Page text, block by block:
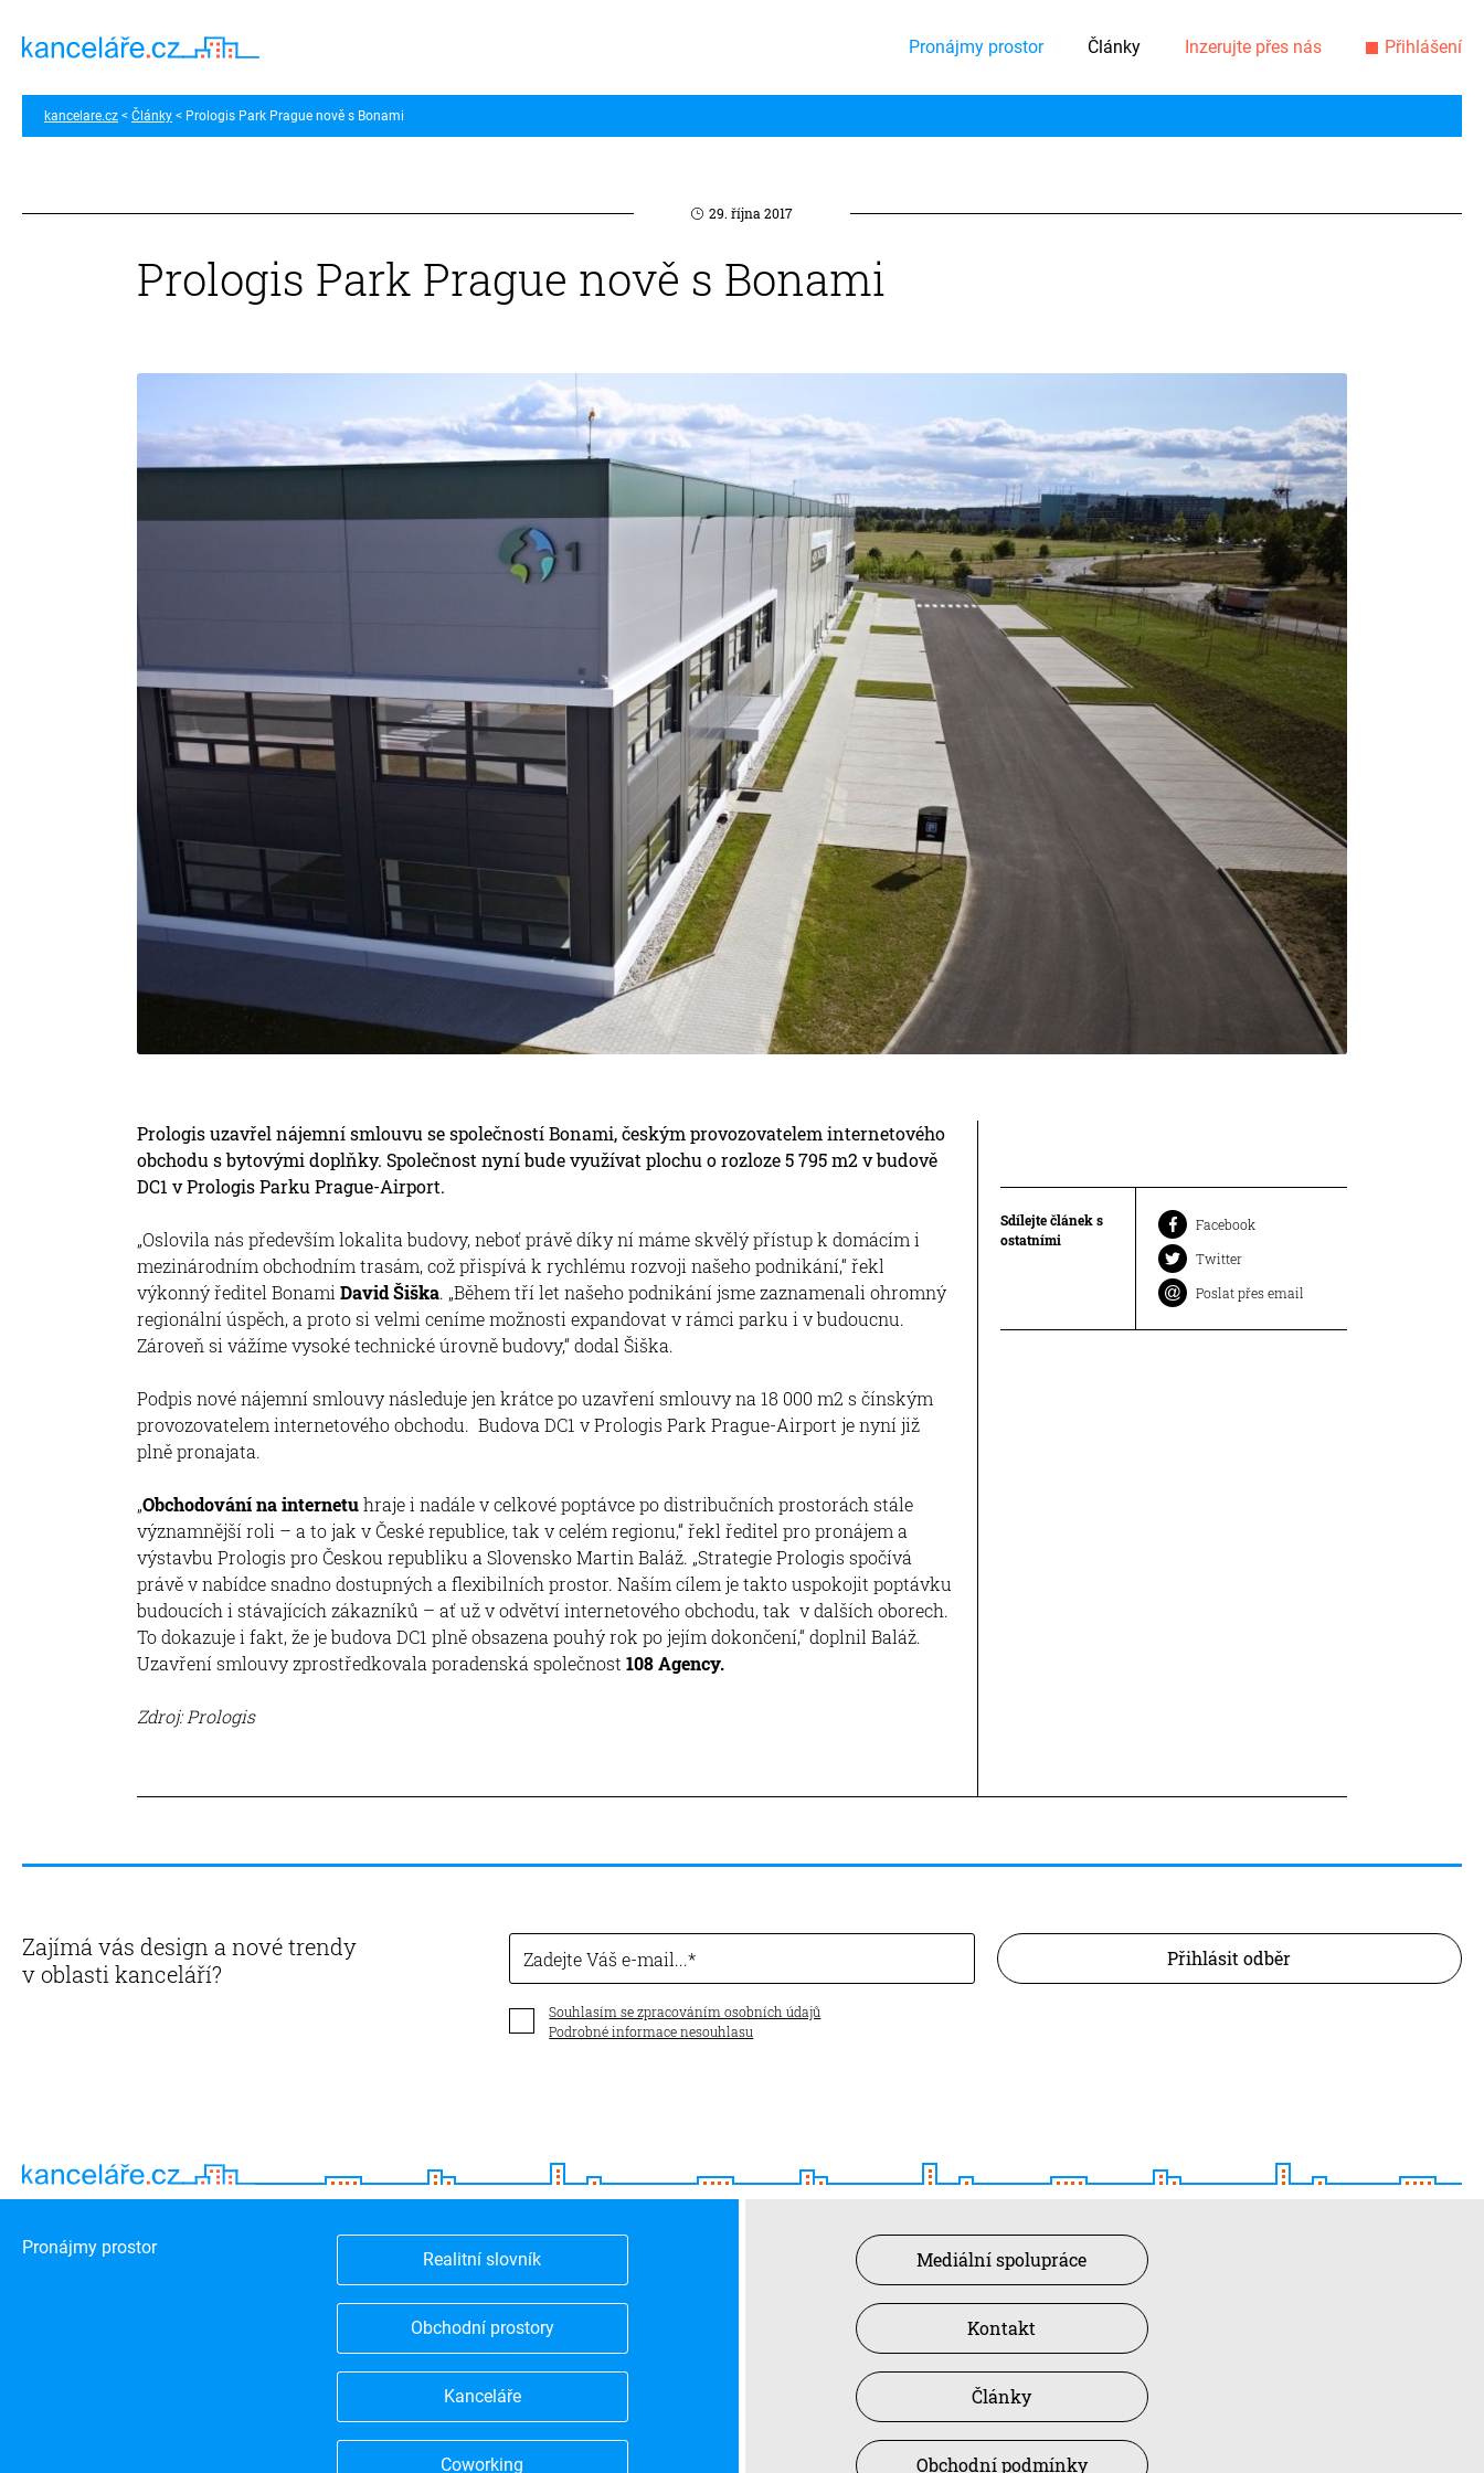
Pronájmy prostor Články Inzerujte přes nás Přihlášení
kancelare.cz Články Prologis Park Prague nově s Bonami
29. října 2017
Prologis Park Prague nově s Bonami
Prologis uzavřel nájemní smlouvu se společností Bonami, českým provozovatelem internetového
obchodu s bytovými doplňky. Společnost nyní bude využívat plochu o rozloze 5 795 m2 v budově
DC1 v Prologis Parku Prague-Airport.
„Oslovila nás především lokalita budovy, neboť právě díky ní máme skvělý přístup k domácím i
mezinárodním obchodním trasám, což přispívá k rychlému rozvoji našeho podnikání,“ řekl
výkonný ředitel Bonami David Šiška. „Během tří let našeho podnikání jsme zaznamenali ohromný
regionální úspěch, a proto si velmi ceníme možnosti expandovat v rámci parku i v budoucnu.
Zároveň si vážíme vysoké technické úrovně budovy,“ dodal Šiška.
Podpis nové nájemní smlouvy následuje jen krátce po uzavření smlouvy na 18 000 m2 s čínským
provozovatelem internetového obchodu. Budova DC1 v Prologis Park Prague-Airport je nyní již
plně pronajata.
„Obchodování na internetuhraje i nadále v celkové poptávce po distribučních prostorách stále
významnější roli – a to jak v České republice, tak v celém regionu,“ řekl ředitel pro pronájem a
výstavbu Prologis pro Českou republiku a Slovensko Martin Baláž. „Strategie Prologis spočívá
právě v nabídce snadno dostupných a flexibilních prostor. Naším cílem je takto uspokojit poptávku
budoucích i stávajících zákazníků – ať už v odvětví internetového obchodu, tak v dalších oborech.
To dokazuje i fakt, že je budova DC1 plně obsazena pouhý rok po jejím dokončení,“ doplnil Baláž.
Uzavření smlouvy zprostředkovala poradenská společnost 108 Agency.
Zdroj: Prologis
Sdílejte článek s
ostatními
Facebook
Twitter
Poslat přes email
Zajímá vás design a nové trendy
v oblasti kanceláří?
Zadejte Váš e-mail...
Souhlasím se zpracováním osobních údajů
Podrobné informace nesouhlasu
Přihlásit odběr
Pronájmy prostor
Realitní slovník
Obchodní prostory
Kanceláře
Coworking
Mediální spolupráce
Kontakt
Články
Obchodní podmínky